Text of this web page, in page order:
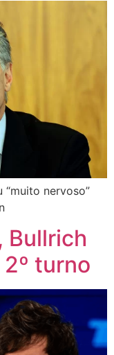
nervoso”
Bullrich
turno